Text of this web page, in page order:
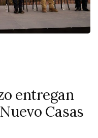
entregan
Casas